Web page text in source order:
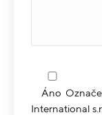
Áno
International